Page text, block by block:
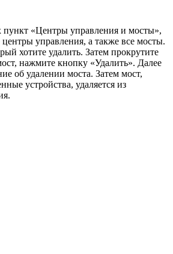
пункт «Центры управления и мосты»,
центры управления, а также все мосты.
хотите удалить. Затем прокрутите
нажмите кнопку «Удалить». Далее
об удалении моста. Затем мост,
устройства, удаляется из